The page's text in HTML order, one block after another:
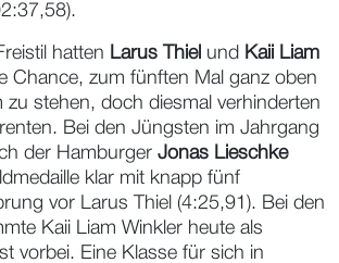
hatten Larus Thiel und Kaii Liam
Chance, zum fünften Mal ganz oben
zu stehen, doch diesmal verhinderten
Bei den Jüngsten im Jahrgang
der Hamburger Jonas Lieschke
klar mit knapp fünf
vor Larus Thiel (4:25,91). Bei den
Kaii Liam Winkler heute als
vorbei. Eine Klasse für sich in